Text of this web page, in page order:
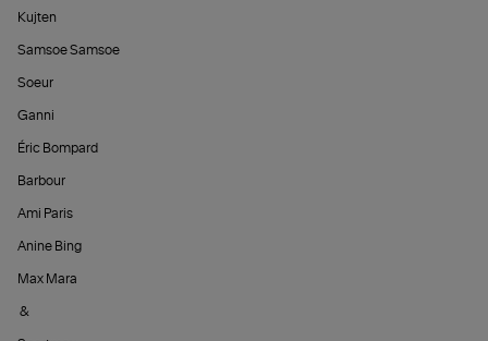
Kujten
Samsoe Samsoe
Soeur
Ganni
Éric Bompard
Barbour
Ami Paris
Anine Bing
Max Mara
&